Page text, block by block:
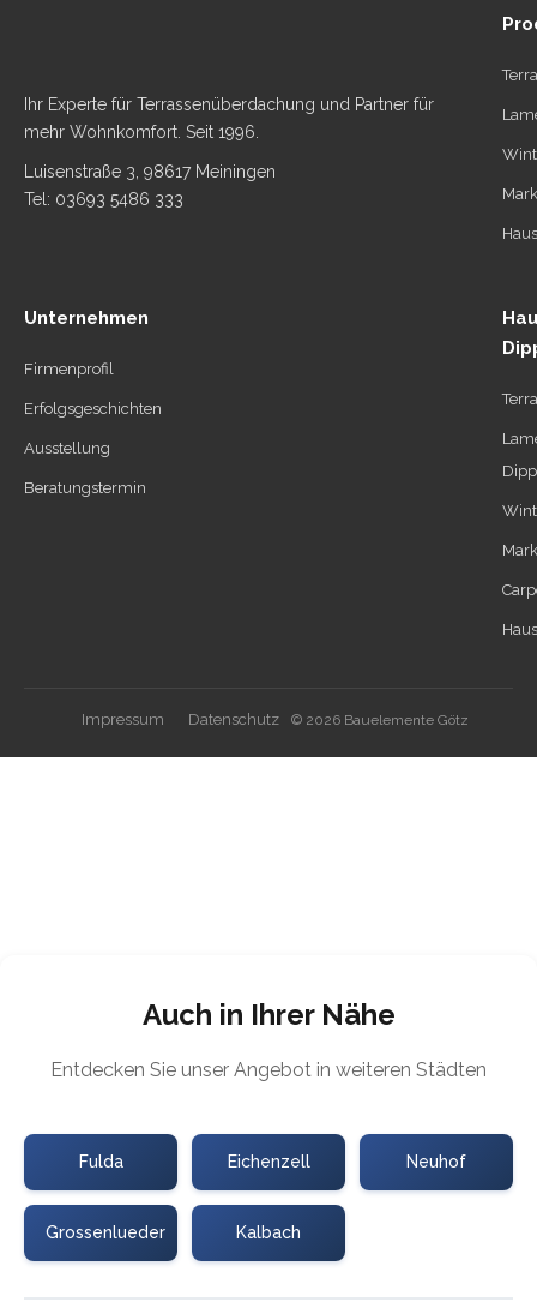
Ihr Experte für Terrassenüberdachung und Partner für
mehr Wohnkomfort. Seit 1996.
Luisenstraße 3, 98617 Meiningen
Tel: 03693 5486 333
Unternehmen
Firmenprofil
Erfolgsgeschichten
Ausstellung
Beratungstermin
Impressum Datenschutz © 2026 Bauelemente Götz
Auch in Ihrer Nähe
Entdecken Sie unser Angebot in weiteren Städten
Fulda Eichenzell Neuhof
Grossenlueder Kalbach